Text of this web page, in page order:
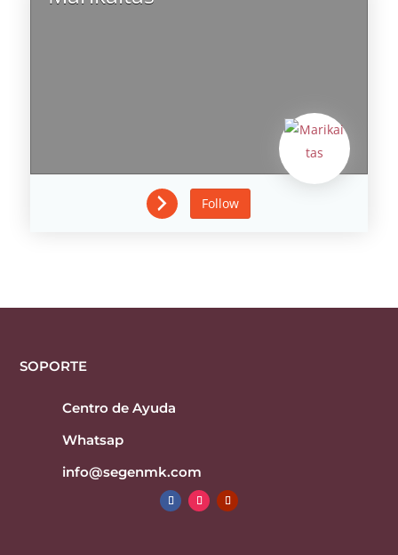
Follow
SOPORTE
Centro de Ayuda
Whatsap
info@segenmk.com